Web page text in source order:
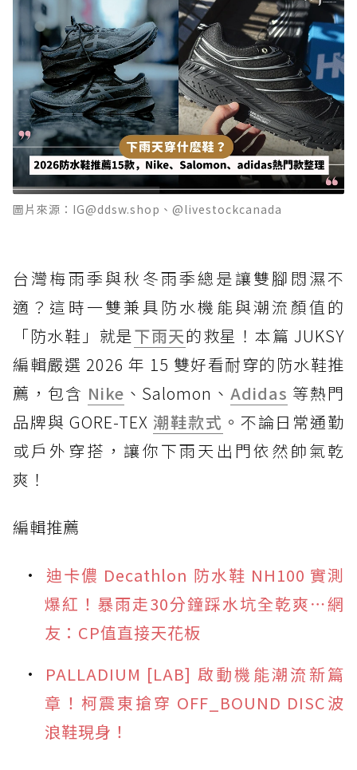
圖片來源：IG@ddsw.shop、@livestockcanada
台灣梅雨季與秋冬雨季總是讓雙腳悶濕不
適？這時一雙兼具防水機能與潮流顏值的
「防水鞋」就是下雨天的救星！本篇 JUKSY
編輯嚴選 2026 年 15 雙好看耐穿的防水鞋推
薦，包含 Nike 、Salomon、Adidas 等熱門
品牌與 GORE-TEX 潮鞋款式 。不論日常通勤
或戶外穿搭，讓你下雨天出門依然帥氣乾
爽！
編輯推薦
迪卡儂 Decathlon 防水鞋 NH100 實測
爆紅！暴雨走30分鐘踩水坑全乾爽⋯網
友：CP值直接天花板
PALLADIUM [LAB] 啟動機能潮流新篇
章！柯震東搶穿 OFF_BOUND DISC波
浪鞋現身！